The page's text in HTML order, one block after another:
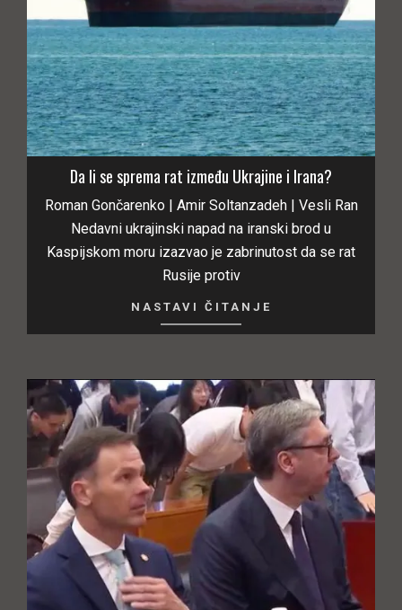
Da li se sprema rat između Ukrajine i Irana?
Roman Gončarenko | Amir Soltanzadeh | Vesli Ran
Nedavni ukrajinski napad na iranski brod u
Kaspijskom moru izazvao je zabrinutost da se rat
Rusije protiv
NASTAVI ČITANJE